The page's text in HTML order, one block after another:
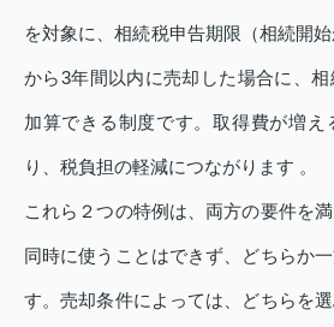
を対象に、相続税申告期限（相続開
から3年間以内に売却した場合に、
加算できる制度です。取得費が増え
り、税負担の軽減につながります 。
これら２つの特例は、両方の要件を
同時に使うことはできず、どちらか
す。売却条件によっては、どちらを